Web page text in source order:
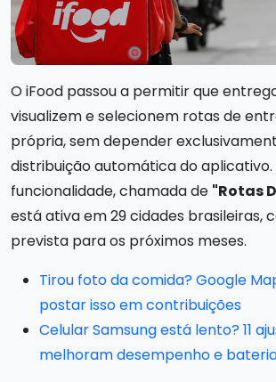
O iFood passou a permitir que
visualizem e selecionem rotas de
própria, sem depender
distribuição automática do aplicativo.
funcionalidade, chamada de "Rotas
está ativa em 29 cidades brasileiras,
prevista para os próximos meses.
Tirou foto da comida? Google
postar isso em contribuições
Celular Samsung está lento? 11
melhoram desempenho e